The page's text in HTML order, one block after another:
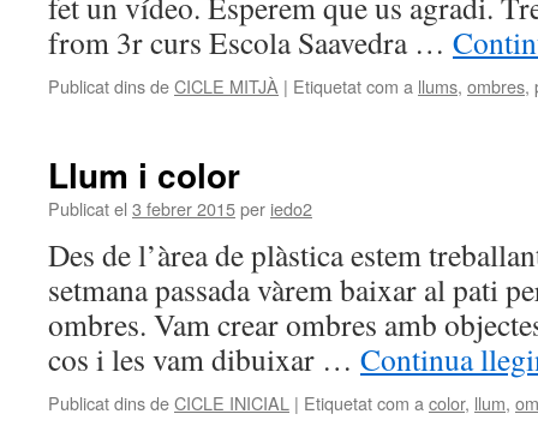
from 3r curs Escola Saavedra …
Publicat dins deCICLE MITJÀ | Etiquetat com a llums, ombres,
Llum i color
Publicat el 3 febrer 2015per iedo2
Des de l’àrea de plàstica estem
setmana passada vàrem baixar al pati
ombres. Vam crear ombres amb
cos i les vam dibuixar … Continua
Publicat dins deCICLE INICIAL | Etiquetat com a color, llum,